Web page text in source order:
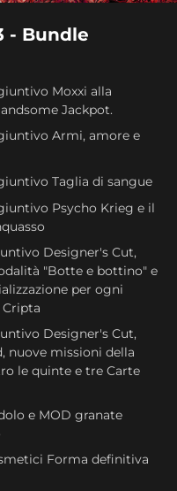
- Bundle
Moxxi alla
Jackpot.
Armi, amore e
Taglia di sangue
Psycho Krieg e il
Designer's Cut,
"Botte e bottino" e
per ogni
Designer's Cut,
nuove missioni della
le quinte e tre Carte
e MOD granate
Forma definitiva